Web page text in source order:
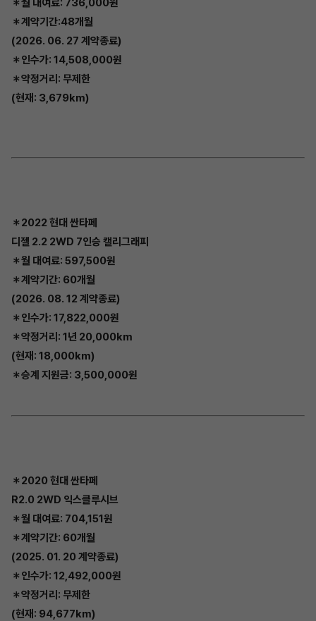
＊월 대여료: 736,000원
＊계약기간:48개월
(2026. 06. 27 계약종료)
＊인수가: 14,508,000원
＊약정거리: 무제한
(현재: 3,679km)
＊2022 현대 싼타페
디젤 2.2 2WD 7인승 캘리그래피
＊월 대여료: 597,500원
＊계약기간: 60개월
(2026. 08. 12 계약종료)
＊인수가: 17,822,000원
＊약정거리: 1년 20,000km
(현재: 18,000km)
＊승계 지원금: 3,500,000원
＊2020 현대 싼타페
R2.0 2WD 익스클루시브
＊월 대여료: 704,151원
＊계약기간: 60개월
(2025. 01. 20 계약종료)
＊인수가: 12,492,000원
＊약정거리: 무제한
(현재: 94,677km)